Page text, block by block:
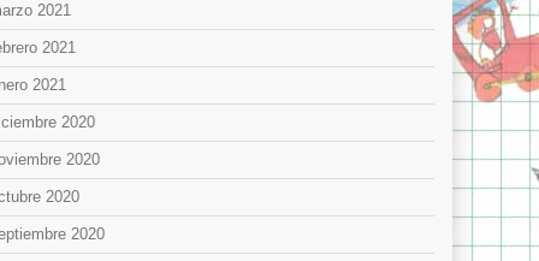
2021
2021
2021
2020
2020
2020
2020